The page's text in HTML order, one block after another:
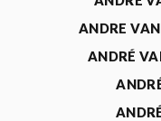
ANDRE
ANDRÉ